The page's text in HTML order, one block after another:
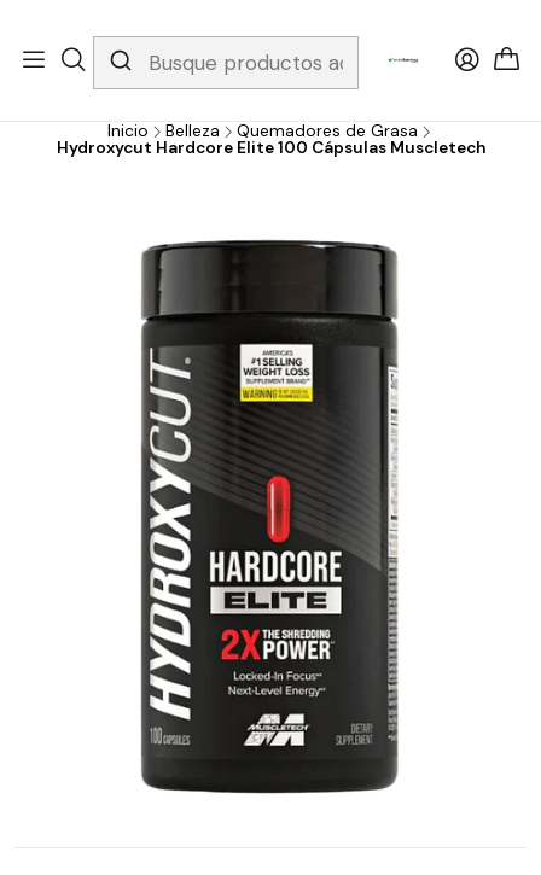
Whatsapp 3229079958/ Fijo 6019251796 / Envios a todo el país y
gratis apartir de 199.000!
Inicio Belleza
Quemadores de Grasa
Hydroxycut Hardcore Elite 100 Cápsulas Muscletech